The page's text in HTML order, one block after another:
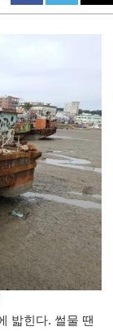
밟힌다. 썰물 땐